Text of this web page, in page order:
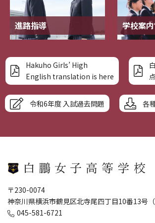
進路指導 学校案
Hakuho Girls’ High
English translation is here
令和6年度 入試過去問題 各
〒230-0074
神奈川県横浜市鶴見区北寺尾四丁目10番13号（
045-581-6721